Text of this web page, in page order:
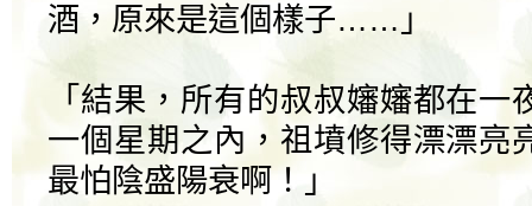
酒，原來是這個樣子……」
「結果，所有的叔叔嬸嬸都在
一個星期之內，祖墳修得漂漂亮
最怕陰盛陽衰啊！」